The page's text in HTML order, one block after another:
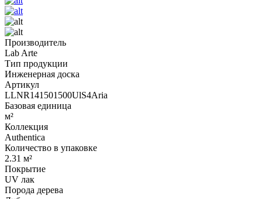
Производитель
Lab Arte
Тип продукции
Инженерная доска
Артикул
LLNR141501500UlS4Aria
Базовая единица
м²
Коллекция
Authentica
Количество в упаковке
2.31 м²
Покрытие
UV лак
Порода дерева